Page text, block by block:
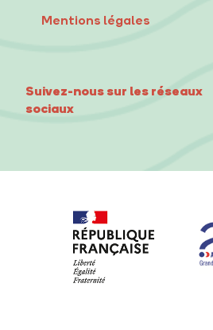
Mentions légales
Suivez-nous sur les réseaux
sociaux